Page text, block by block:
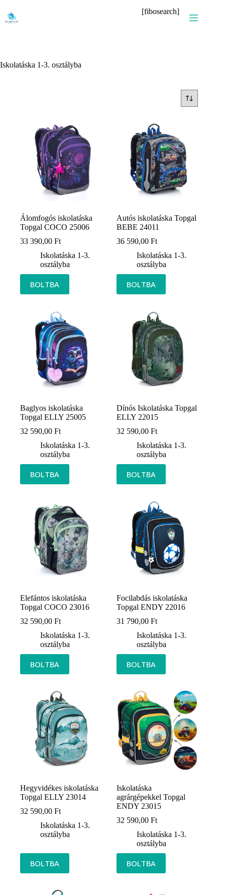
content
[fibosearch]
Iskolatáska 1-3. osztályba
Álomfogós iskolatáska
Topgal COCO 25006
33 390,00 Ft
Iskolatáska 1-3.
osztályba
BOLTBA
Autós iskolatáska Topgal
BEBE 24011
36 590,00Ft
Iskolatáska 1-3.
osztályba
BOLTBA
Baglyos iskolatáska
Topgal ELLY 25005
32 590,00 Ft
Iskolatáska 1-3.
osztályba
BOLTBA
Dínós Iskolatáska Topgal
ELLY 22015
32 590,00Ft
Iskolatáska 1-3.
osztályba
BOLTBA
Elefántos iskolatáska
Topgal COCO 23016
32 590,00 Ft
Iskolatáska 1-3.
osztályba
BOLTBA
Focilabdás iskolatáska
Topgal ENDY 22016
31 790,00Ft
Iskolatáska 1-3.
osztályba
BOLTBA
Hegyvidékes iskolatáska
Topgal ELLY 23014
32 590,00 Ft
Iskolatáska 1-3.
osztályba
BOLTBA
Iskolatáska
agrárgépekkel Topgal
ENDY 23015
32 590,00Ft
Iskolatáska 1-3.
osztályba
BOLTBA